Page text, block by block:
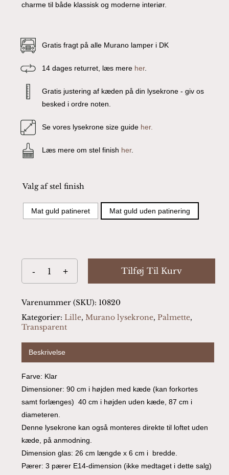
charme til både klassisk og moderne interiør.
Gratis fragt på alle Murano lamper i DK
14 dages returret, læs mere her.
Gratis justering af kæden på din lysekrone - giv os
besked i ordre noten.
Se vores lysekrone size guide her.
Læs mere om stel finish her.
Valg af stel finish
Mat guld patineret Mat guld uden patinering
Tilføj Til Kurv
Varenummer (SKU): 10820
Kategorier: Lille, Murano lysekrone, Palmette,
Transparent
Beskrivelse
Farve: Klar
Dimensioner: 90 cm i højden med kæde (kan forkortes
samt forlænges) 40 cm i højden uden kæde, 87 cm i
diameteren.
Denne lysekrone kan også monteres direkte til loftet uden
kæde, på anmodning.
Dimension glas: 26 cm længde x 6 cm i bredde.
Pærer: 3 pærer E14-dimension (ikke medtaget i dette salg)